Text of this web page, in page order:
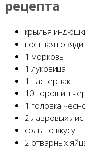
рецепта
крылья
постная
1 морковь
1 луковица
1 пастернак
10 горошин
1 головка
2 лавровых
соль по вкусу
2 отварных